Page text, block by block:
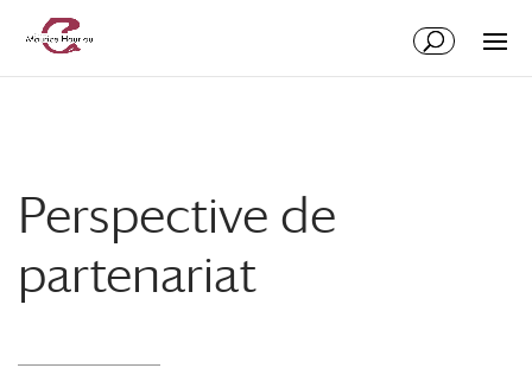
Perspective de
partenariat